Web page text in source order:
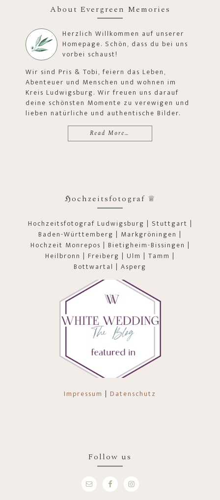
About Evergreen Memories
Herzlich Willkommen auf unserer
Homepage. Schön, dass du bei uns
vorbei schaust!
Wir sind Pris & Tobi, feiern das Leben,
Abenteuer und Menschen und wohnen im
Kreis Ludwigsburg. Wir freuen uns darauf
deine schönsten Momente zu verewigen und
lieben natürliche und authentische Bilder.
Read More…
ℌochzeitsfotograf ♕
Hochzeitsfotograf Ludwigsburg | Stuttgart |
Baden-Württemberg | Markgröningen |
Hochzeit Monrepos | Bietigheim-Bissingen |
Heilbronn | Freiberg | Ulm | Tamm |
Bottwartal | Asperg
Impressum | Datenschutz
Follow us